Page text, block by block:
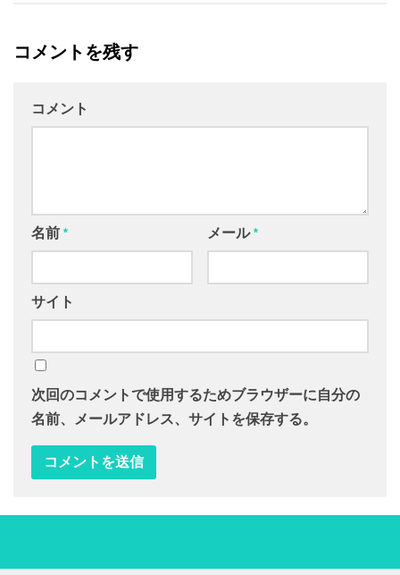
コメントを残す
コメント
名前 * メール*
サイト
次回のコメントで使用するためブラウザーに自分の
名前、メールアドレス、サイトを保存する。